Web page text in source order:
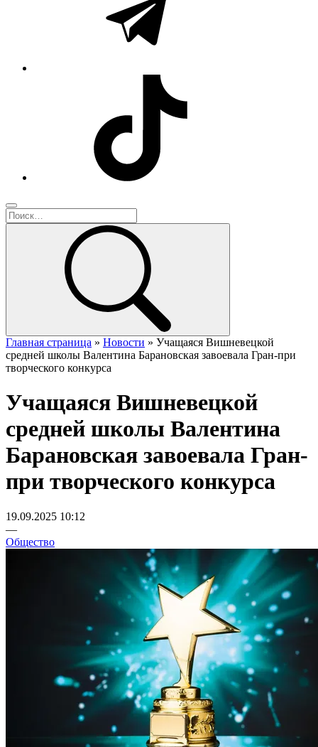
Главная страница » Новости » Учащаяся Вишневецкой
средней школы Валентина Барановская завоевала Гран-при
творческого конкурса
Учащаяся Вишневецкой
средней школы Валентина
Барановская завоевала Гран-
при творческого конкурса
19.09.2025 10:12
—
Общество